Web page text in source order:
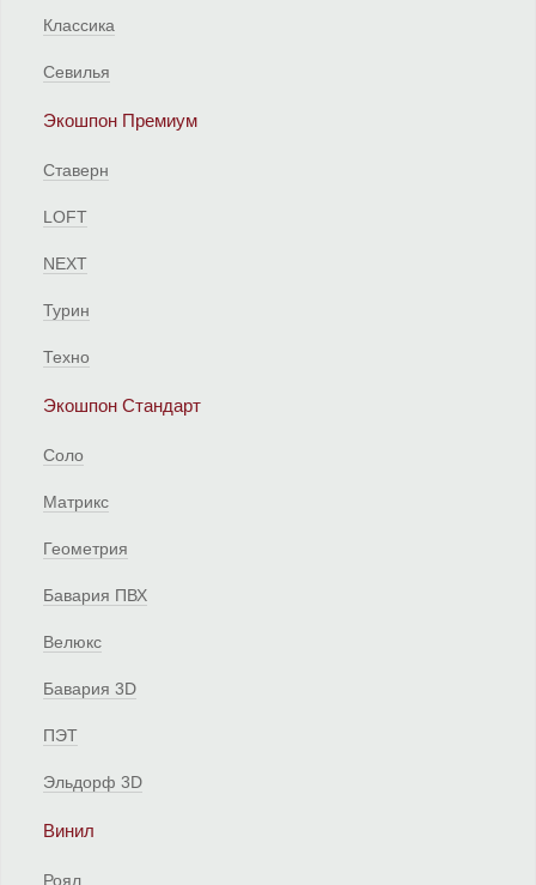
Классика
Севилья
Экошпон Премиум
Ставерн
LOFT
NEXT
Турин
Техно
Экошпон Стандарт
Соло
Матрикс
Геометрия
Бавария ПВХ
Велюкс
Бавария 3D
ПЭТ
Эльдорф 3D
Винил
Роял